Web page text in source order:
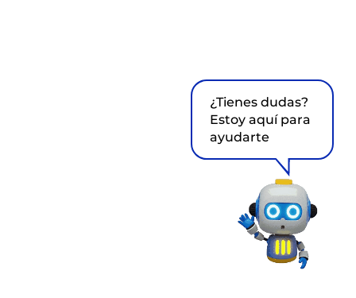
¿Tienes dudas?
Estoy aquí para
ayudarte